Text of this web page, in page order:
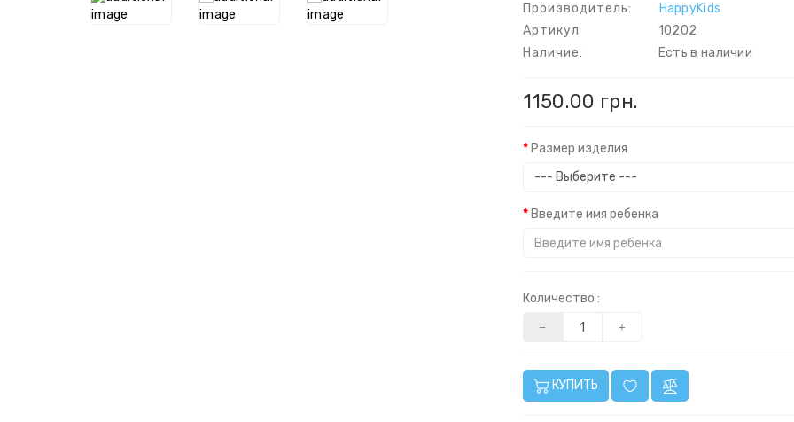
Производитель:
HappyKids
Артикул
10202
Наличие:
Есть в наличии
1150.00 грн.
Размер изделия
Введите имя ребенка
Количество :
КУПИТЬ